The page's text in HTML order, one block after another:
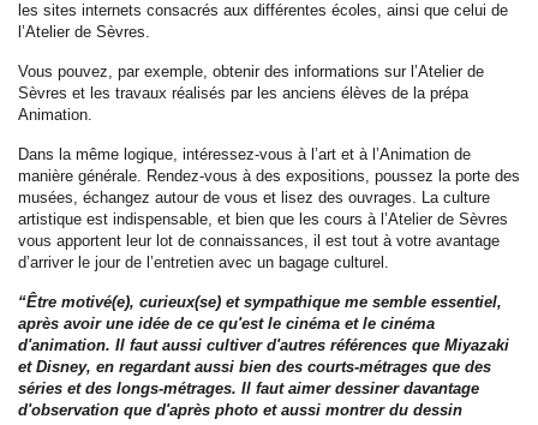
les sites internets consacrés aux différentes écoles, ainsi que celui de
l’Atelier de Sèvres.
Vous pouvez, par exemple, obtenir des informations sur l’Atelier de
Sèvres et les travaux réalisés par les anciens élèves de la prépa
Animation.
Dans la même logique, intéressez-vous à l’art et à l’Animation de
manière générale. Rendez-vous à des expositions, poussez la porte des
musées, échangez autour de vous et lisez des ouvrages. La culture
artistique est indispensable, et bien que les cours à l’Atelier de Sèvres
vous apportent leur lot de connaissances, il est tout à votre avantage
d’arriver le jour de l’entretien avec un bagage culturel.
“Être motivé(e), curieux(se) et sympathique me semble essentiel,
après avoir une idée de ce qu'est le cinéma et le cinéma
d'animation. Il faut aussi cultiver d'autres références que Miyazaki
et Disney, en regardant aussi bien des courts-métrages que des
séries et des longs-métrages. Il faut aimer dessiner davantage
d'observation que d'après photo et aussi montrer du dessin